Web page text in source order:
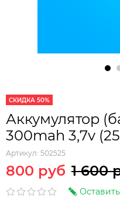
СКИДКА 50%
Аккумулятор
300mah 3,7v
Артикул: 502525
800 руб 1 600